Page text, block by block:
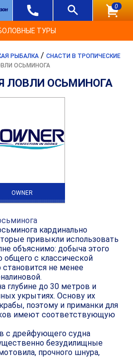
0
ТУРЫ
РЫБАЛКА / СНАСТИ В ТРОПИЧЕСКИЕ
ОСЬМИНОГА
ЛОВЛИ ОСЬМИНОГА
OWNER
кардинально
привыкли использовать
объяснимо: добыча этого
с классической
становится не менее
глубине до 30 метров и
укрытиях. Основу их
поэтому и приманки для
имеют соответствующую
с дрейфующего судна
безудилищные
прочного шнура,